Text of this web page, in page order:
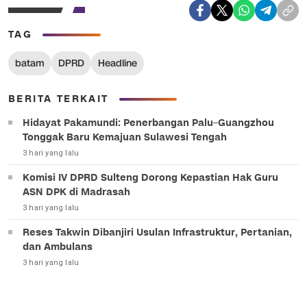
TAG
batam DPRD Headline
BERITA TERKAIT
Hidayat Pakamundi: Penerbangan Palu–Guangzhou
Tonggak Baru Kemajuan Sulawesi Tengah
3 hari yang lalu
Komisi IV DPRD Sulteng Dorong Kepastian Hak Guru
ASN DPK di Madrasah
3 hari yang lalu
Reses Takwin Dibanjiri Usulan Infrastruktur, Pertanian,
dan Ambulans
3 hari yang lalu